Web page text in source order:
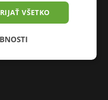
VŠETKO